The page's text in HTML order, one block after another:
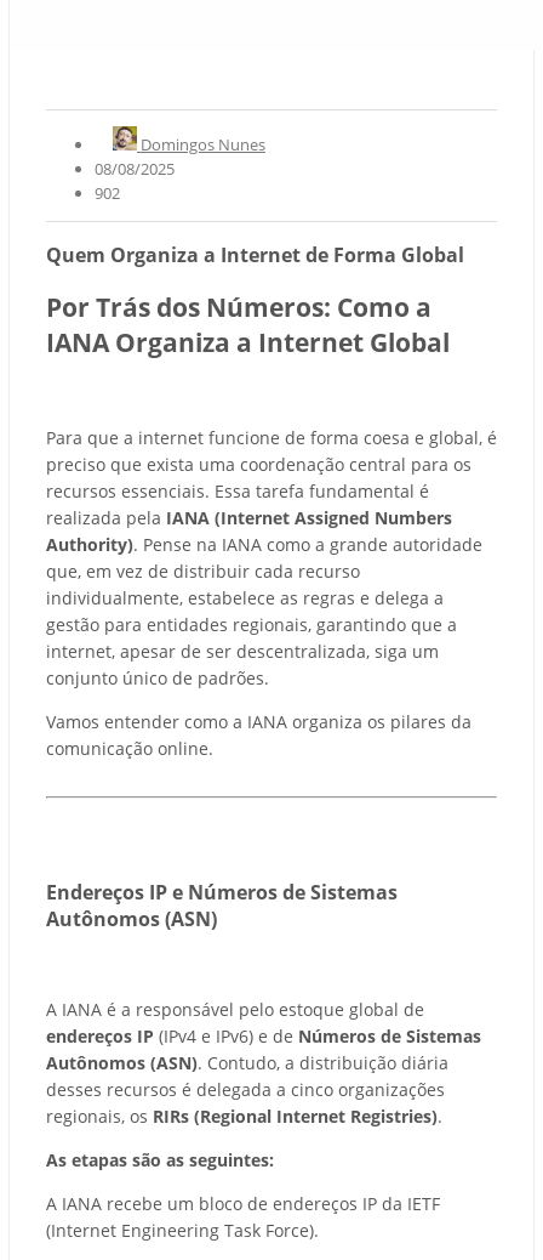
Domingos Nunes
08/08/2025
902
Quem Organiza a Internet de Forma Global
Por Trás dos Números: Como a
IANA Organiza a Internet Global
Para que a internet funcione de forma coesa e global, é
preciso que exista uma coordenação central para os
recursos essenciais. Essa tarefa fundamental é
realizada pela IANA (Internet Assigned Numbers
Authority). Pense na IANA como a grande autoridade
que, em vez de distribuir cada recurso
individualmente, estabelece as regras e delega a
gestão para entidades regionais, garantindo que a
internet, apesar de ser descentralizada, siga um
conjunto único de padrões.
Vamos entender como a IANA organiza os pilares da
comunicação online.
Endereços IP e Números de Sistemas
Autônomos (ASN)
A IANA é a responsável pelo estoque global de
endereços IP (IPv4 e IPv6) e de Números de Sistemas
Autônomos (ASN). Contudo, a distribuição diária
desses recursos é delegada a cinco organizações
regionais, os RIRs (Regional Internet Registries).
As etapas são as seguintes:
A IANA recebe um bloco de endereços IP da IETF
(Internet Engineering Task Force).